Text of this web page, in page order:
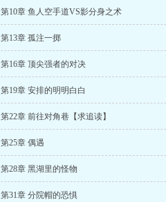
第10章 鱼人空手道VS影分身之术
第13章 孤注一掷
第16章 顶尖强者的对决
第19章 安排的明明白白
第22章 前往对角巷【求追读】
第25章 偶遇
第28章 黑湖里的怪物
第31章 分院帽的恐惧